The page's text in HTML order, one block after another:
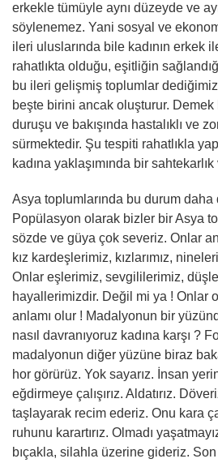
erkekle tümüyle aynı düzeyde ve
söylenemez. Yani sosyal ve
ileri uluslarında bile kadının erkek
rahatlıkta olduğu, eşitliğin
bu ileri gelişmiş toplumlar
beşte birini ancak oluşturur. Demek
duruşu ve bakışında hastalıklı ve
sürmektedir. Şu tespiti rahatlıkla
kadına yaklaşımında bir sahtekarlık
Asya toplumlarında bu durum daha
Popülasyon olarak bizler bir Asya
sözde ve güya çok severiz. Onlar
kız kardeşlerimiz, kızlarımız,
Onlar eşlerimiz, sevgililerimiz,
hayallerimizdir. Değil mi ya ! Onlar
anlamı olur ! Madalyonun bir
nasıl davranıyoruz kadına karşı ?
madalyonun diğer yüzüne biraz
hor görürüz. Yok sayarız. İnsan
eğdirmeye çalışırız. Aldatırız.
taşlayarak recim ederiz. Onu kara
ruhunu karartırız. Olmadı
bıçakla, silahla üzerine gideriz.